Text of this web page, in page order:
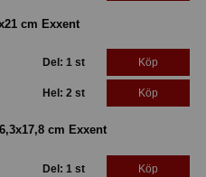
cm Exxent
Del: 1 st Köp
Hel: 2 st Köp
cm Exxent
Del: 1 st Köp